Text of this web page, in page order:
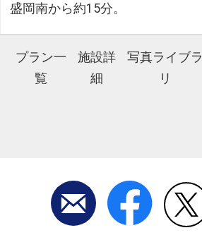
盛岡南から約15分。
プラン一
覧
施設詳
細
写真ライブラ
リ